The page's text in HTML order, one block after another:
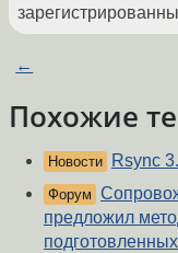
←
Похожие
Новости Rsync
Форум
предложил
подготовленных